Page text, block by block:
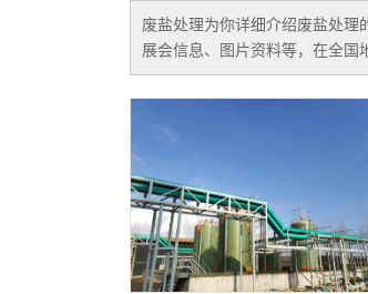
废盐处理为你详细介绍废盐处理
展会信息、图片资料等，在全国